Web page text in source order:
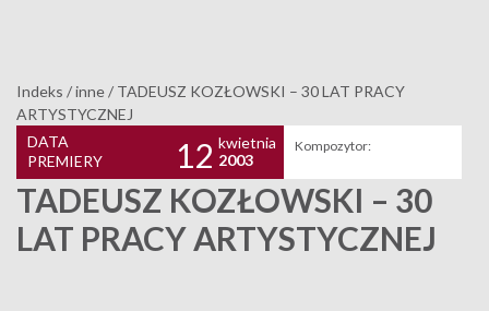
Indeks /inne/ TADEUSZ KOZŁOWSKI – 30 LAT PRACY
ARTYSTYCZNEJ
DATA
PREMIERY
12 kwietnia
2003
Kompozytor:
TADEUSZ KOZŁOWSKI – 30
LAT PRACY ARTYSTYCZNEJ